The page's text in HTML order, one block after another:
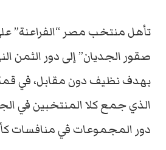
تأهل منتخب مصر “الفراعنة”
صقور الجديان” إلى دور الثمن
بهدف نظيف دون مقابل، في قمة
الذي جمع كلا المنتخبين في
دور المجموعات في منافسات